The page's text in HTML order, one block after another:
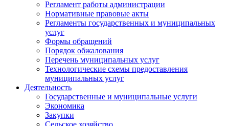
Регламент работы администрации
Нормативные правовые акты
Регламенты государственных и муниципальных
услуг
Формы обращений
Порядок обжалования
Перечень муниципальных услуг
Технологические схемы предоставления
муниципальных услуг
Деятельность
Государственные и муниципальные услуги
Экономика
Закупки